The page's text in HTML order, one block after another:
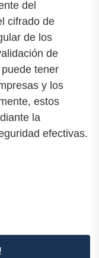
del
cifrado de
de los
de
tener
y los
estos
la
efectivas.